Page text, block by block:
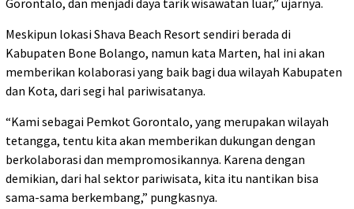
Gorontalo, dan menjadi daya tarik wisawatan luar,” ujarnya.
Meskipun lokasi Shava Beach Resort sendiri berada di
Kabupaten Bone Bolango, namun kata Marten, hal ini akan
memberikan kolaborasi yang baik bagi dua wilayah Kabupaten
dan Kota, dari segi hal pariwisatanya.
“Kami sebagai Pemkot Gorontalo, yang merupakan wilayah
tetangga, tentu kita akan memberikan dukungan dengan
berkolaborasi dan mempromosikannya. Karena dengan
demikian, dari hal sektor pariwisata, kita itu nantikan bisa
sama-sama berkembang,” pungkasnya.